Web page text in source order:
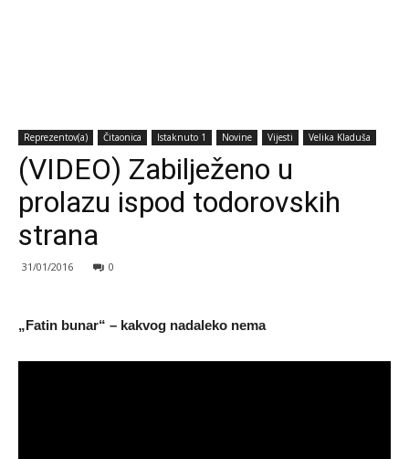
Reprezentov(a) Čitaonica Istaknuto 1 Novine Vijesti Velika Kladuša
(VIDEO) Zabilježeno u
prolazu ispod todorovskih
strana
31/01/2016 0
„Fatin bunar“ – kakvog nadaleko nema